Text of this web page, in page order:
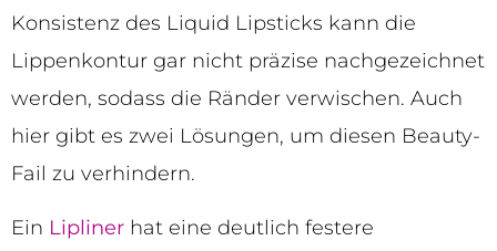
Konsistenz des Liquid Lipsticks kann die
Lippenkontur gar nicht präzise nachgezeichnet
werden, sodass die Ränder verwischen. Auch
hier gibt es zwei Lösungen, um diesen Beauty-
Fail zu verhindern.
Ein Lipliner hat eine deutlich festere